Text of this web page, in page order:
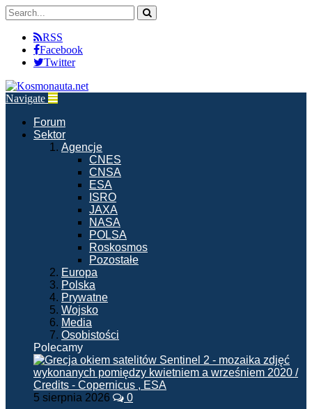
RSS
Facebook
Twitter
Navigate
Forum
Sektor
Agencje
CNES
CNSA
ESA
ISRO
JAXA
NASA
POLSA
Roskosmos
Pozostałe
Europa
Polska
Prywatne
Wojsko
Media
Osobistości
Polecamy
5 sierpnia 2026 0